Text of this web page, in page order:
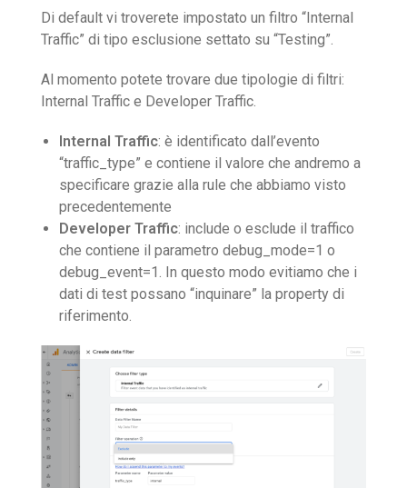
Di default vi troverete impostato un filtro “Internal
Traffic” di tipo esclusione settato su “Testing”.
Al momento potete trovare due tipologie di filtri:
Internal Traffic e Developer Traffic.
Internal Traffic: è identificato dall’evento
“traffic_type” e contiene il valore che andremo a
specificare grazie alla rule che abbiamo visto
precedentemente
Developer Traffic: include o esclude il traffico
che contiene il parametro debug_mode=1 o
debug_event=1. In questo modo evitiamo che i
dati di test possano “inquinare” la property di
riferimento.